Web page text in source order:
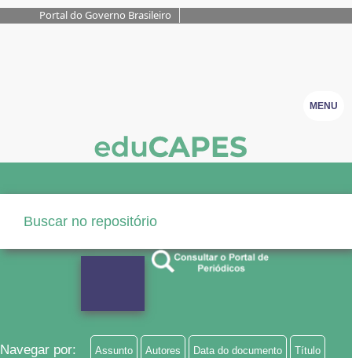
Portal do Governo Brasileiro
MENU
Navegar por: Assunto Autores Data do documento Título